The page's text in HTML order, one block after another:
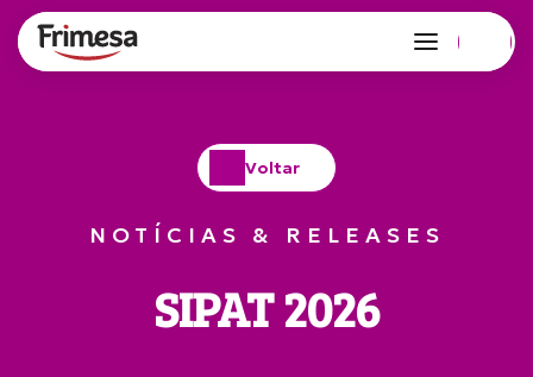
Voltar
NOTÍCIAS & RELEASES
SIPAT 2026